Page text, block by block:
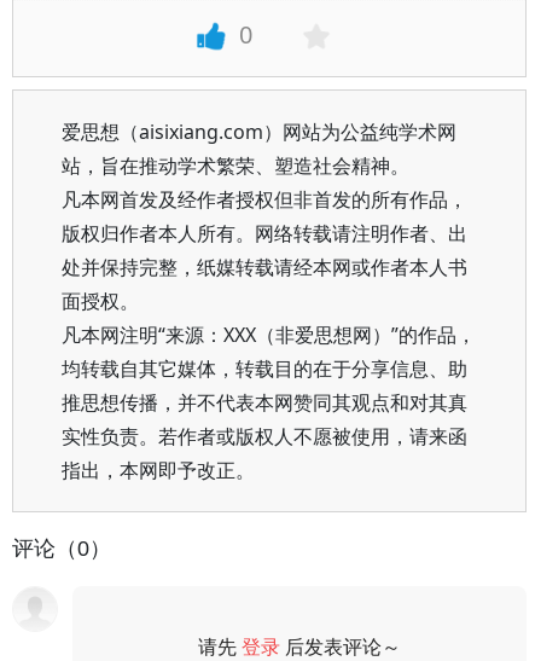
0
爱思想（aisixiang.com）网站为公益纯学术网
站，旨在推动学术繁荣、塑造社会精神。
凡本网首发及经作者授权但非首发的所有作品，
版权归作者本人所有。网络转载请注明作者、出
处并保持完整，纸媒转载请经本网或作者本人书
面授权。
凡本网注明“来源：XXX（非爱思想网）”的作品，
均转载自其它媒体，转载目的在于分享信息、助
推思想传播，并不代表本网赞同其观点和对其真
实性负责。若作者或版权人不愿被使用，请来函
指出，本网即予改正。
评论（0）
请先登录 后发表评论～